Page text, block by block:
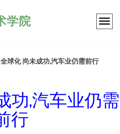
学院
全球化 尚未成功,汽车业仍需前行
功,汽车业仍需
行